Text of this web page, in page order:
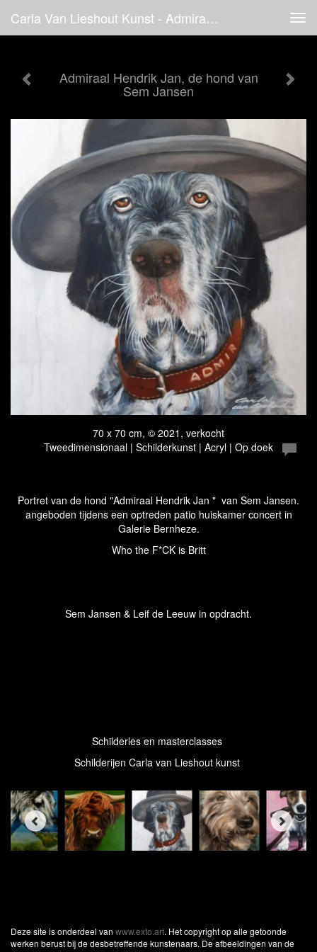
Carla Van Lieshout Kunst - Admiraal Hendrik Jan, De Hond Van Sem Jansen
Admiraal Hendrik Jan, de hond van
Sem Jansen
70 x 70 cm, © 2021, verkocht
Tweedimensionaal | Schilderkunst | Acryl | Op doek
Portret van de hond "Admiraal Hendrik Jan " van Sem Jansen.
angeboden tijdens een optreden patio huiskamer concert in
Galerie Bernheze.
Who the F*CK is Britt
Sem Jansen & Leif de Leeuw in opdracht.
Schilderles en masterclasses
Schilderijen Carla van Lieshout kunst
Deze site is onderdeel van www.exto.art. Het copyright op alle getoonde
werken berust bij de desbetreffende kunstenaars. De afbeeldingen van de